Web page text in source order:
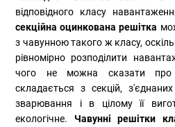
відповідного класу
секційна оцинкована решітка
з чавунною такого ж класу,
рівномірно розподілити
чого не можна сказати про
складається з секцій,
зварювання і в цілому її
екологічне. Чавунні решітки